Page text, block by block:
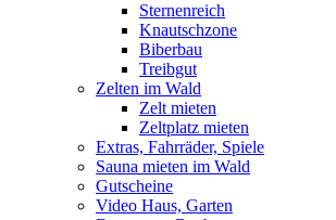
Sternenreich
Knautschzone
Biberbau
Treibgut
Zelten im Wald
Zelt mieten
Zeltplatz mieten
Extras, Fahrräder, Spiele
Sauna mieten im Wald
Gutscheine
Video Haus, Garten